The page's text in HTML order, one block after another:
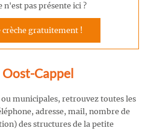
pas présente ici ?
gratuitement !
Oost-Cappel
ou municipales, retrouvez toutes les
adresse, mail, nombre de
des structures de la petite